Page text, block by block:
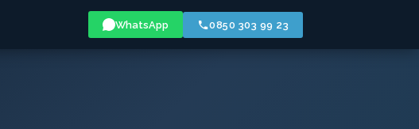
WhatsApp 0850 303 99 23